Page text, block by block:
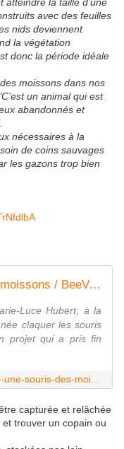
avec des feuilles
nids deviennent
la végétation
donc la période idéale
moissons dans nos
un animal qui est
abandonnés et
nécessaires à la
de coins sauvages
les gazons trop bien
La Vie secrète d'une souris des moissons / BeeVar.com
Luce Hubert, à la
claquer les souris
projet qui a pris fin
capturée et relâchée
trouver un copain ou